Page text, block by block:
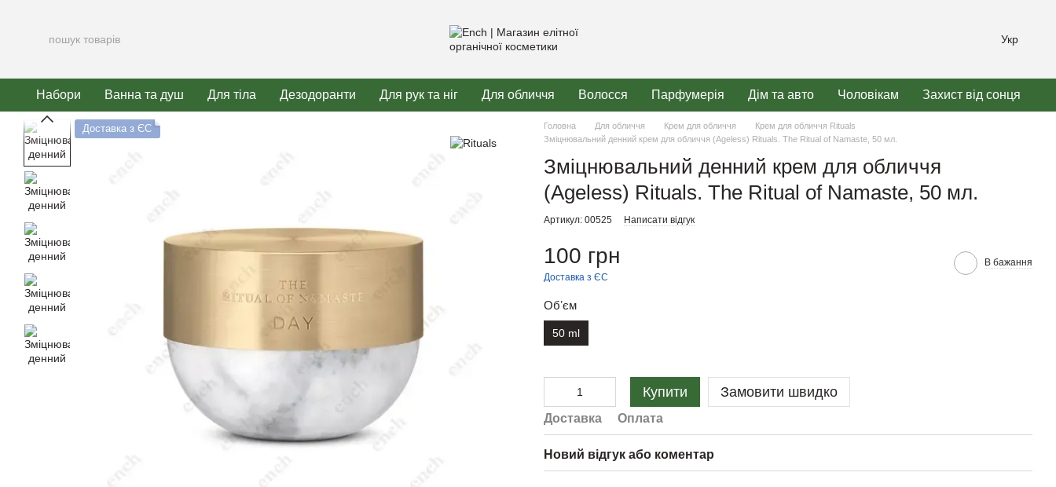
Укр
Набори Ванна та душ Для тіла Дезодоранти Для рук та ніг Для обличчя Волосся Парфумерія Дім та авто Чоловікам Захист від сонця
Доставка з ЄС Головна Для обличчя Крем для обличчя
Крем для обличчя Rituals
Зміцнювальний денний крем для обличчя (Ageless) Rituals. The Ritual of Namaste, 50 мл.
Зміцнювальний денний крем для обличчя
(Ageless) Rituals. The Ritual of Namaste, 50 мл.
Артикул: 00525 Написати відгук
100 грн
Доставка з ЄС
В бажання
Обʼєм
50 ml
Купити Замовити швидко
Доставка Оплата
Новий відгук або коментар